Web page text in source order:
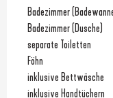
Badezimmer
Badezimmer (Dusche)
separate Toiletten
Föhn
inklusive Bettwäsche
inklusive Handtüchern